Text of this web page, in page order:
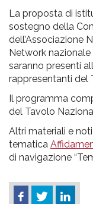
La proposta di
sostegno della
dell’Associazione
Network
saranno presenti
rappresentanti del
Il programma
del Tavolo
Altri materiali e
tematica
di navigazione